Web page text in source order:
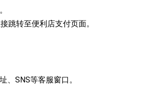
跳转至便利店支付页面。
、SNS等客服窗口。